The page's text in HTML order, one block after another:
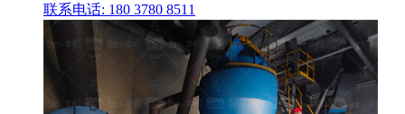
联系电话: 180 3780 8511